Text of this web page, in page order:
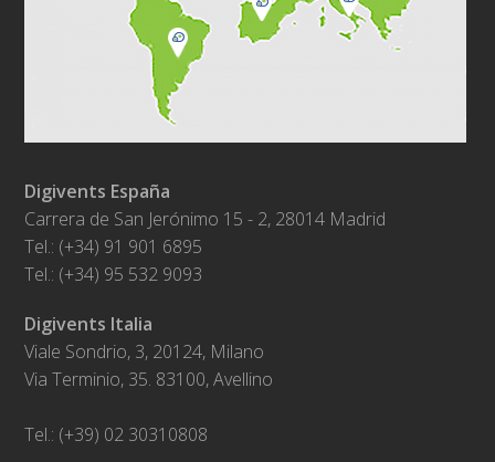
Digivents España
Carrera de San Jerónimo 15 - 2, 28014 Madrid
Tel.: (+34) 91 901 6895
Tel.: (+34) 95 532 9093
Digivents Italia
Viale Sondrio, 3, 20124, Milano
Via Terminio, 35. 83100, Avellino
Tel.: (+39) 02 30310808